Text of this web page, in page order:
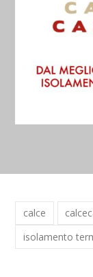
calce
isolamento